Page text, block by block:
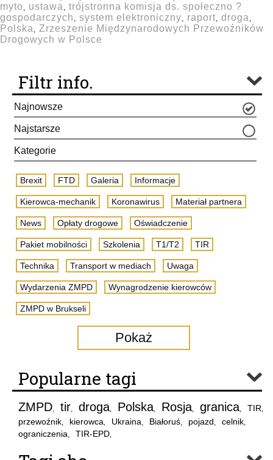
myto , ustawa , trójstronna komisja ds. społeczno ?
gospodarczych , system elektroniczny, raport, droga ,
Polska , Zrzeszenie Międzynarodowych Przewoźników
Drogowych w Polsce
Filtr info.
Najnowsze
Najstarsze
Kategorie
Brexit FTD Galeria Informacje
Kierowca-mechanik Koronawirus Materiał partnera
News Opłaty drogowe Oświadczenie
Pakiet mobilności Szkolenia T1/T2 TIR
Technika Transport w mediach Uwaga
Wydarzenia ZMPD Wynagrodzenie kierowców
ZMPD w Brukseli
Pokaż
Popularne tagi
ZMPD, tir, droga, Polska, Rosja, granica, TIR,
przewoźnik, kierowca, Ukraina, Białoruś, pojazd, celnik,
ograniczenia, TIR-EPD,